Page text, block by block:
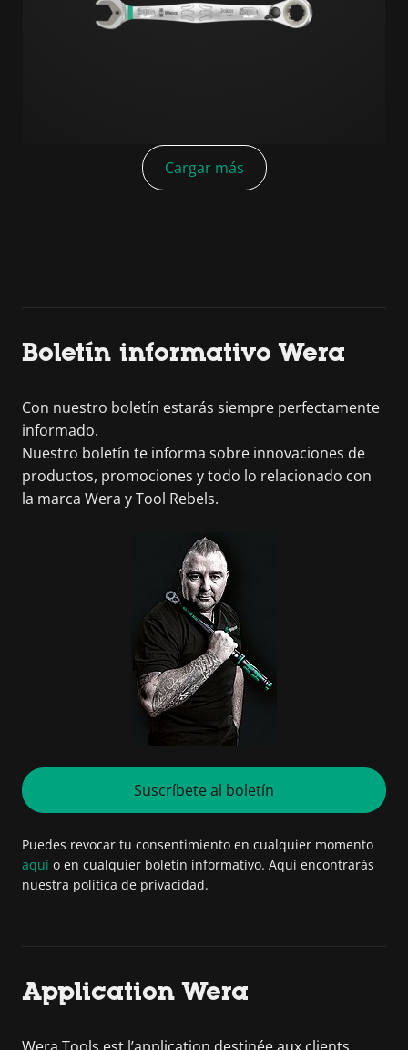
Cargar más
Boletín informativo Wera
Con nuestro boletín estarás siempre perfectamente
informado.
Nuestro boletín te informa sobre innovaciones de
productos, promociones y todo lo relacionado con
la marca Wera y Tool Rebels.
Suscríbete al boletín
Puedes revocar tu consentimiento en cualquier momento
aquí o en cualquier boletín informativo. Aquí encontrarás
nuestra política de privacidad.
Application Wera